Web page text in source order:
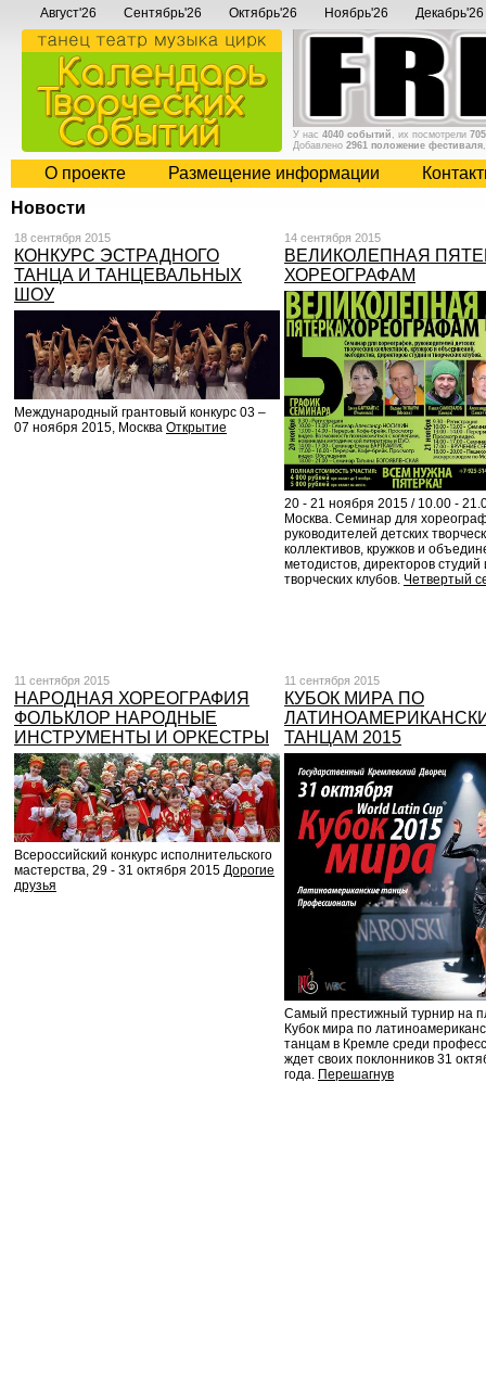
Август'26 Сентябрь'26 Октябрь'26 Ноябрь'26 Декабрь'26
У нас 4040 событий , их посмотрели
Добавлено 2961 положение фестиваля
О проекте Размещение информации
Новости
18 сентября 2015
КОНКУРС ЭСТРАДНОГО
ТАНЦА И ТАНЦЕВАЛЬНЫХ
ШОУ
Международный грантовый конкурс 03 –
07 ноября 2015, Москва Открытие
14 сентября 2015
ВЕЛИКОЛЕПНАЯ
ХОРЕОГРАФАМ
20 - 21 ноября 2015 / 10.00 -
Москва. Семинар для
руководителей детских
коллективов, кружков и
методистов, директоров студий
творческих клубов. Четвертый
11 сентября 2015
НАРОДНАЯ ХОРЕОГРАФИЯ
ФОЛЬКЛОР НАРОДНЫЕ
ИНСТРУМЕНТЫ И ОРКЕСТРЫ
Всероссийский конкурс исполнительского
мастерства, 29 - 31 октября 2015 Дорогие
друзья
11 сентября 2015
КУБОК МИРА ПО
ТАНЦАМ 2015
Самый престижный турнир на
Кубок мира по
танцам в Кремле среди
ждет своих поклонников 31
года. Перешагнув